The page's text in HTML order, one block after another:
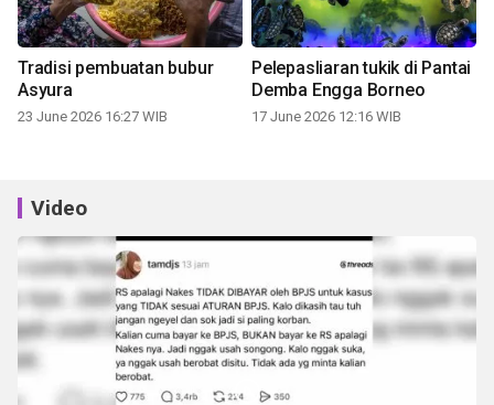
Tradisi pembuatan bubur
Asyura
23 June 2026 16:27 WIB
Pelepasliaran tukik di Pantai
Demba Engga Borneo
17 June 2026 12:16 WIB
Video